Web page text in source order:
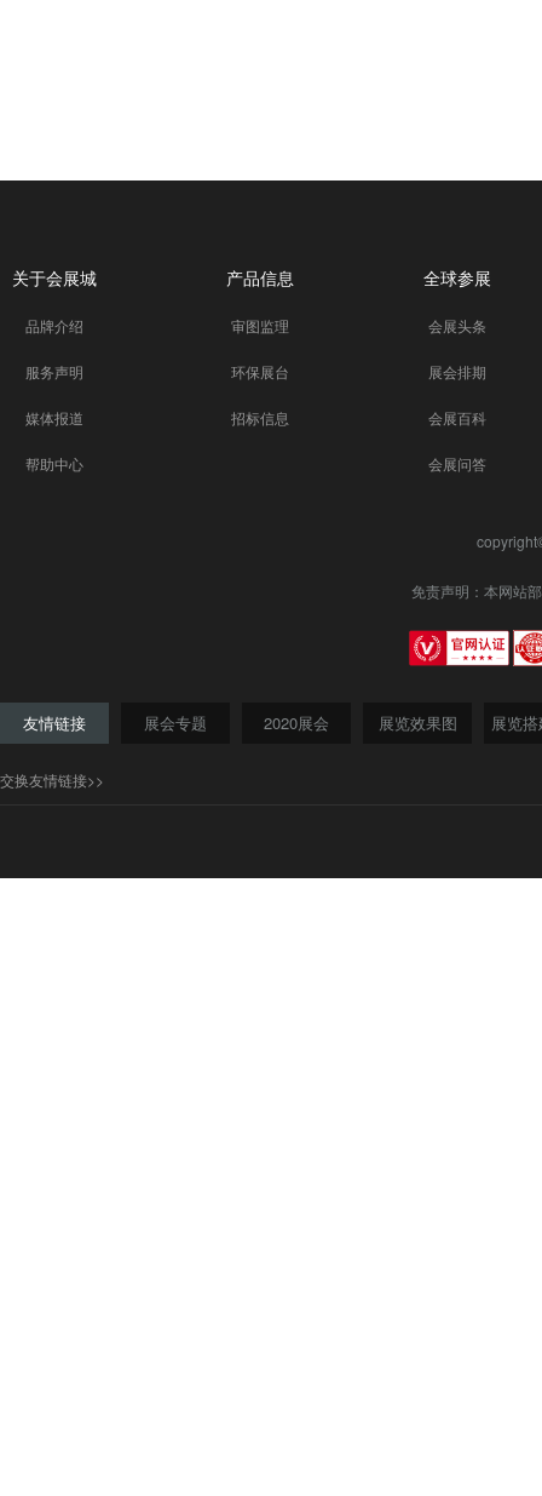
关于会展城
品牌介绍
服务声明
媒体报道
帮助中心
产品信息
审图监理
环保展台
招标信息
全球参展
会展头条
展会排期
会展百科
会展问答
免责声明：本网站
友情链接 展会专题 2020展会 展览效果图 展览
交换友情链接>>